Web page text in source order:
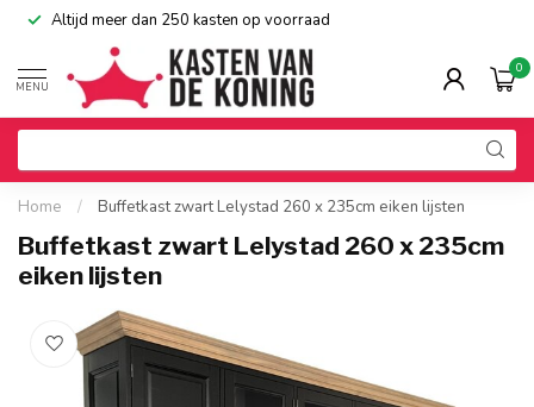
Altijd meer dan 250 kasten op voorraad
MENU
0
Home / Buffetkast zwart Lelystad 260 x 235cm eiken lijsten
Buffetkast zwart Lelystad 260 x 235cm
eiken lijsten